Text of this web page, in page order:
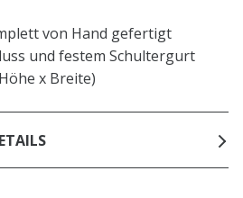
von Hand gefertigt
und festem Schultergurt
x Breite)